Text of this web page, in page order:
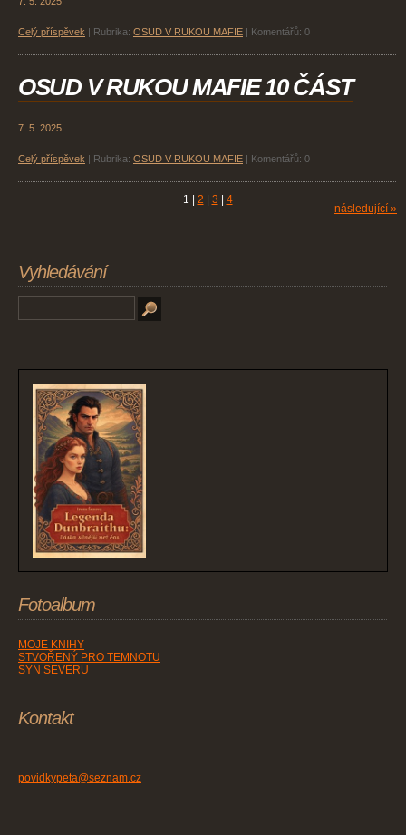
Celý příspěvek Rubrika: OSUD V RUKOU MAFIE Komentářů: 0
OSUD V RUKOU MAFIE 10 ČÁST
7. 5. 2025
Celý příspěvek Rubrika: OSUD V RUKOU MAFIE Komentářů: 0
1 2 3 4
následující »
Vyhledávání
Fotoalbum
MOJE KNIHY
STVOŘENÝ PRO TEMNOTU
SYN SEVERU
Kontakt
povidkypeta@seznam.cz